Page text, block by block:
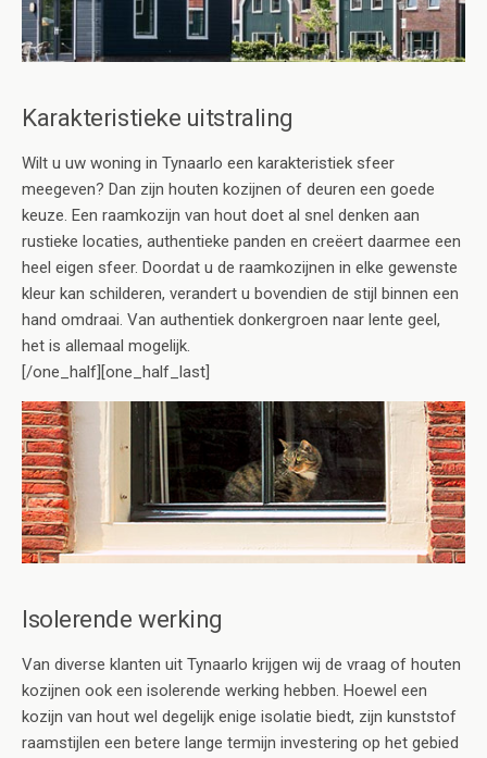
Karakteristieke uitstraling
Wilt u uw woning in Tynaarlo een karakteristiek sfeer
meegeven? Dan zijn houten kozijnen of deuren een goede
keuze. Een raamkozijn van hout doet al snel denken aan
rustieke locaties, authentieke panden en creëert daarmee een
heel eigen sfeer. Doordat u de raamkozijnen in elke gewenste
kleur kan schilderen, verandert u bovendien de stijl binnen een
hand omdraai. Van authentiek donkergroen naar lente geel,
het is allemaal mogelijk.
[/one_half][one_half_last]
Isolerende werking
Van diverse klanten uit Tynaarlo krijgen wij de vraag of houten
kozijnen ook een isolerende werking hebben. Hoewel een
kozijn van hout wel degelijk enige isolatie biedt, zijn kunststof
raamstijlen een betere lange termijn investering op het gebied